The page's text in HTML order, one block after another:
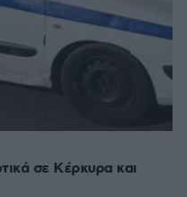
σε Κέρκυρα και